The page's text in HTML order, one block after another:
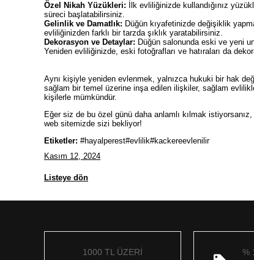
Özel Nikah Yüzükleri: İlk evliliğinizde kullandığınız
süreci başlatabilirsiniz.
Gelinlik ve Damatlık: Düğün kıyafetinizde değişiklik
evliliğinizden farklı bir tarzda şıklık yaratabilirsiniz.
Dekorasyon ve Detaylar: Düğün salonunda eski ve yeni
Yeniden evliliğinizde, eski fotoğrafları ve hatıraları da
Aynı kişiyle yeniden evlenmek, yalnızca hukuki bir hak
sağlam bir temel üzerine inşa edilen ilişkiler, sağlam
kişilerle mümkündür.
Eğer siz de bu özel günü daha anlamlı kılmak
web sitemizde sizi bekliyor!
Etiketler: #hayalperest#evlilik#kackereevlenilir
Kasım 12, 2024
Listeye dön
1000 TL ÜZERİ
%